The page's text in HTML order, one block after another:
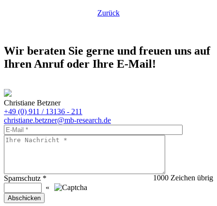
Zurück
Wir beraten Sie gerne und freuen uns auf
Ihren Anruf oder Ihre E-Mail!
Christiane Betzner
+49 (0) 911 / 13136 - 211
christiane.betzner@mb-research.de
1000 Zeichen übrig
Spamschutz *
«